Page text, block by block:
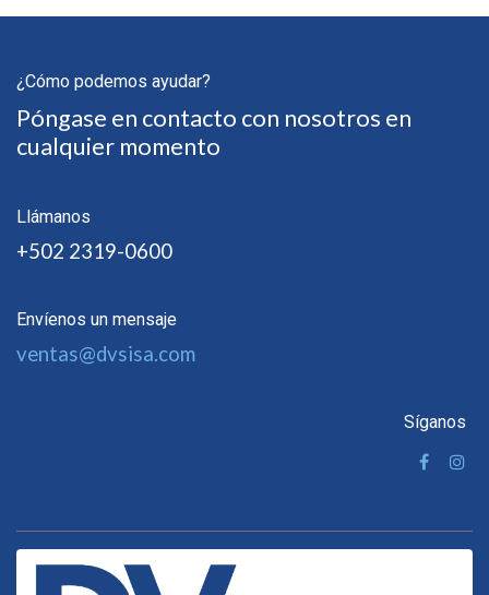
¿Cómo podemos ayudar?
Póngase en contacto con nosotros en
cualquier momento
Llámanos
+502 2319-0600
Envíenos un mensaje
ventas@dvsisa.com
Síganos